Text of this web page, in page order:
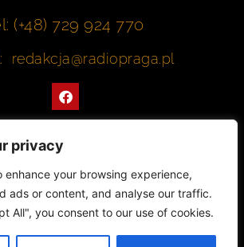
privacy
enhance your browsing experience,
ads or content, and analyse our traffic.
All", you consent to our use of cookies.
(+48) 729 924 770
redakcja@radiopraga.pl
F
a
c
o
k
z Muzeum Warszawskiej Pragi
All rights Reserved. Radiopraga.pl
internetowej: tomasz-kaminski.pl